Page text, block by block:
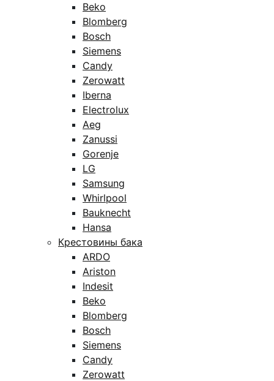
Beko
Blomberg
Bosch
Siemens
Candy
Zerowatt
Iberna
Electrolux
Aeg
Zanussi
Gorenje
LG
Samsung
Whirlpool
Bauknecht
Hansa
Крестовины бака
ARDO
Ariston
Indesit
Beko
Blomberg
Bosch
Siemens
Candy
Zerowatt